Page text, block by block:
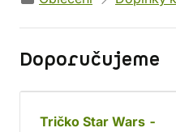
Doporučujeme
Tričko Star Wars -